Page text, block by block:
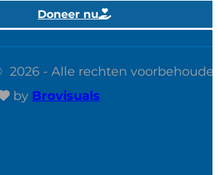
Doneer nu
2026 - Alle rechten
by Brovisuals